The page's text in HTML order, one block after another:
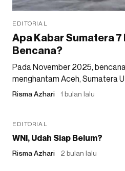
EDITORIAL
Apa Kabar Sumatera
Bencana?
Pada November 2025,
menghantam Aceh, Sumatera
Risma Azhari 1 bulan lalu
EDITORIAL
WNI, Udah Siap Belum?
Risma Azhari 2 bulan lalu